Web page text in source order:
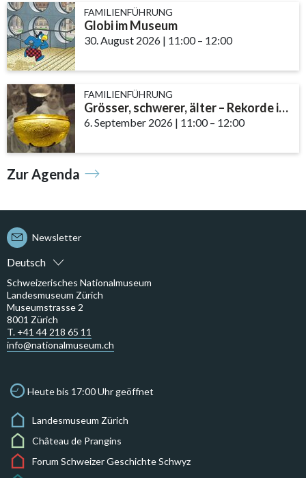
FAMILIENFÜHRUNG
Globi im Museum
30. August 2026 | 11:00accessibility.time_to
– 12:00
FAMILIENFÜHRUNG
Grösser, schwerer, älter – Rekorde im Museum
6. September 2026 | 11:00accessibility.time_to
– 12:00
Zur Agenda
Deutsch
Newsletter
Schweizerisches Nationalmuseum
Landesmuseum Zürich
Museumstrasse 2
8001 Zürich
T. +41 44 218 65 11
info@nationalmuseum.ch
Heute bis 17:00 Uhr geöffnet
Landesmuseum Zürich
Château de Prangins
Forum Schweizer Geschichte Schwyz